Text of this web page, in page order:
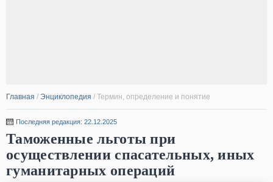
Главная / Энциклопедия / Термин, определение и понятие
Последняя редакция: 22.12.2025
Таможенные льготы при
осуществлении спасательных, иных
гуманитарных операций